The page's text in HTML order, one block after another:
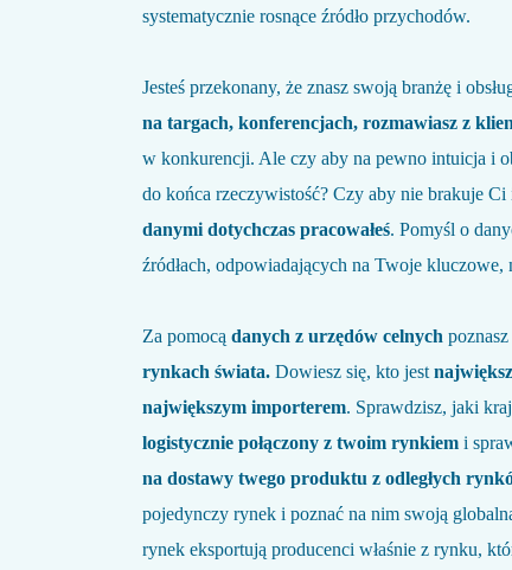
systematycznie rosnące źródło przychodów.
Jesteś przekonany, że znasz swoją branżę i
na targach, konferencjach, rozmawiasz z
w konkurencji. Ale czy aby na pewno intuicja i
do końca rzeczywistość? Czy aby nie brakuje
danymi dotychczas pracowałeś. Pomyśl o
źródłach, odpowiadających na Twoje kluczowe,
Za pomocą danych z urzędów celnych poznasz
rynkach świata. Dowiesz się, kto jest
największym importerem. Sprawdzisz, jaki
logistycznie połączony z twoim rynkiem i
na dostawy twego produktu z odległych
pojedynczy rynek i poznać na nim swoją
rynek eksportują producenci właśnie z rynku,